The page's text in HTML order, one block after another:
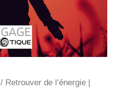
/ Retrouver de l’énergie |